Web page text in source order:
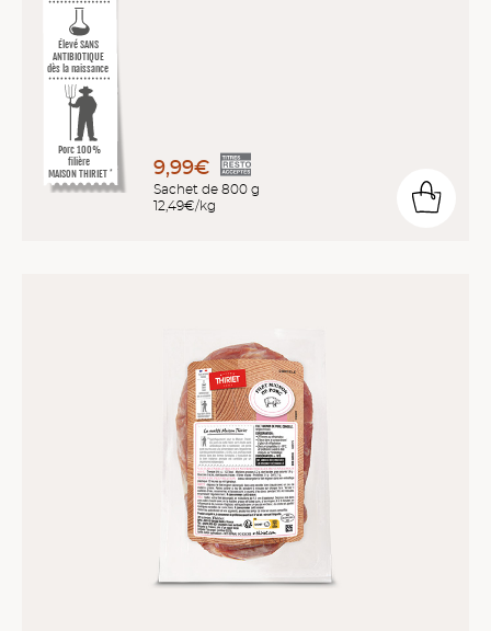
Élevé SANS
ANTIBIOTIQUE
dès la naissance
Porc 100%
filière
MAISON THIRIET * 9,99€
Sachet de 800 g
12,49€/kg